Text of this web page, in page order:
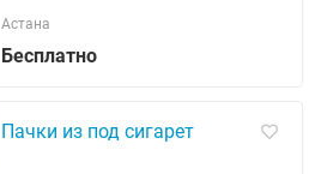
Бесплатно
Астана
Пачки из под сигарет